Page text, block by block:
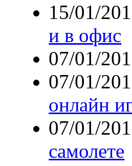
15/01/
и в офис
07/01/
07/01/
онлайн
07/01/
самолете